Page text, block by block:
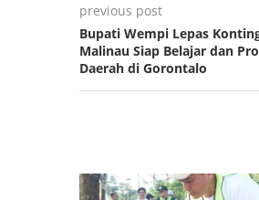
previous post
Bupati Wempi Lepas
Malinau Siap Belajar dan
Daerah di Gorontalo